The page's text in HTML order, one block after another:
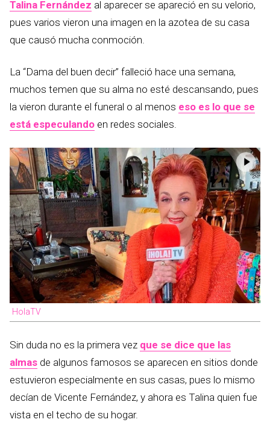
Talina Fernández al aparecer se apareció en su velorio,
pues varios vieron una imagen en la azotea de su casa
que causó mucha conmoción.
La “Dama del buen decir” falleció hace una semana,
muchos temen que su alma no esté descansando, pues
la vieron durante el funeral o al menos eso es lo que se
está especulando en redes sociales.
HolaTV
Sin duda no es la primera vez que se dice que las
almas de algunos famosos se aparecen en sitios donde
estuvieron especialmente en sus casas, pues lo mismo
decían de Vicente Fernández, y ahora es Talina quien fue
vista en el techo de su hogar.